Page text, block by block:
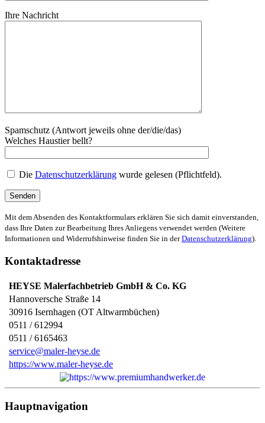
Ihre Nachricht
Spamschutz (Antwort jeweils ohne der/die/das)
Welches Haustier bellt?
Die Datenschutzerklärung wurde gelesen (Pflichtfeld).
Mit dem Absenden des Kontaktformulars erklären Sie sich damit einverstanden,
dass Ihre Daten zur Bearbeitung Ihres Anliegens verwendet werden (Weitere
Informationen und Widerrufshinweise finden Sie in derDatenschutzerklärung).
Kontaktadresse
HEYSE Malerfachbetrieb GmbH & Co. KG
Hannoversche Straße 14
30916 Isernhagen (OT Altwarmbüchen)
0511 / 612994
0511 / 6165463
service@maler-heyse.de
https://www.maler-heyse.de
Hauptnavigation